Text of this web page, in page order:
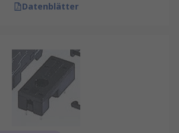
Datenblätter